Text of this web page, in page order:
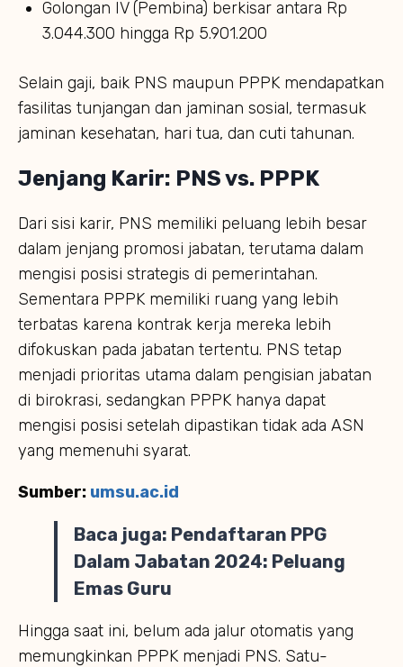
Golongan IV (Pembina) berkisar antara Rp
3.044.300 hingga Rp 5.901.200
Selain gaji, baik PNS maupun PPPK mendapatkan
fasilitas tunjangan dan jaminan sosial, termasuk
jaminan kesehatan, hari tua, dan cuti tahunan.
Jenjang Karir: PNS vs. PPPK
Dari sisi karir, PNS memiliki peluang lebih besar
dalam jenjang promosi jabatan, terutama dalam
mengisi posisi strategis di pemerintahan.
Sementara PPPK memiliki ruang yang lebih
terbatas karena kontrak kerja mereka lebih
difokuskan pada jabatan tertentu. PNS tetap
menjadi prioritas utama dalam pengisian jabatan
di birokrasi, sedangkan PPPK hanya dapat
mengisi posisi setelah dipastikan tidak ada ASN
yang memenuhi syarat.
Sumber: umsu.ac.id
Baca juga: Pendaftaran PPG
Dalam Jabatan 2024: Peluang
Emas Guru
Hingga saat ini, belum ada jalur otomatis yang
memungkinkan PPPK menjadi PNS. Satu-